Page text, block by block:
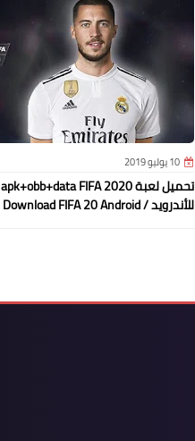
10 يوليو 2019
تحميل لعبة apk+obb+data FIFA 2020
للأندرويد / Download FIFA 20 Android